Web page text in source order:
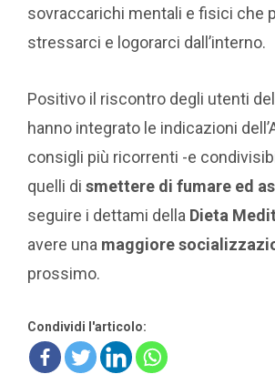
sovraccarichi mentali e fisici che
stressarci e logorarci dall’interno.
Positivo il riscontro degli utenti
hanno integrato le indicazioni
consigli più ricorrenti -e
quelli di smettere di fumare ed
seguire i dettami della Dieta
avere una maggiore
prossimo.
Condividi l'articolo: